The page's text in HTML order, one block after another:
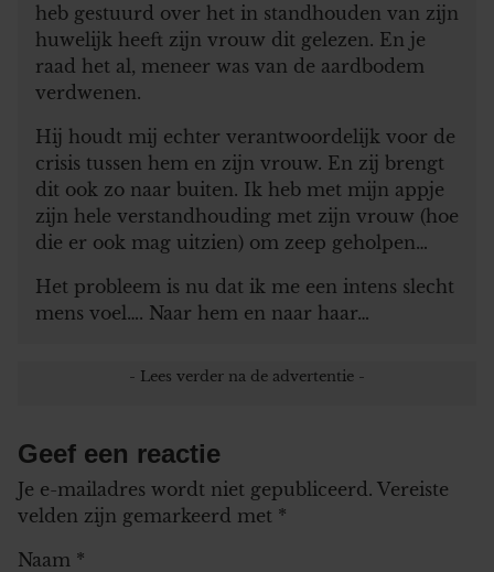
heb gestuurd over het in standhouden van zijn
huwelijk heeft zijn vrouw dit gelezen. En je
raad het al, meneer was van de aardbodem
verdwenen.
Hij houdt mij echter verantwoordelijk voor de
crisis tussen hem en zijn vrouw. En zij brengt
dit ook zo naar buiten. Ik heb met mijn appje
zijn hele verstandhouding met zijn vrouw (hoe
die er ook mag uitzien) om zeep geholpen…
Het probleem is nu dat ik me een intens slecht
mens voel…. Naar hem en naar haar…
Geef een reactie
Je e-mailadres wordt niet gepubliceerd. Vereiste
velden zijn gemarkeerd met *
Naam *